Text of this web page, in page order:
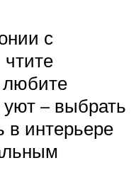
с
любите
– выбрать
в интерьере